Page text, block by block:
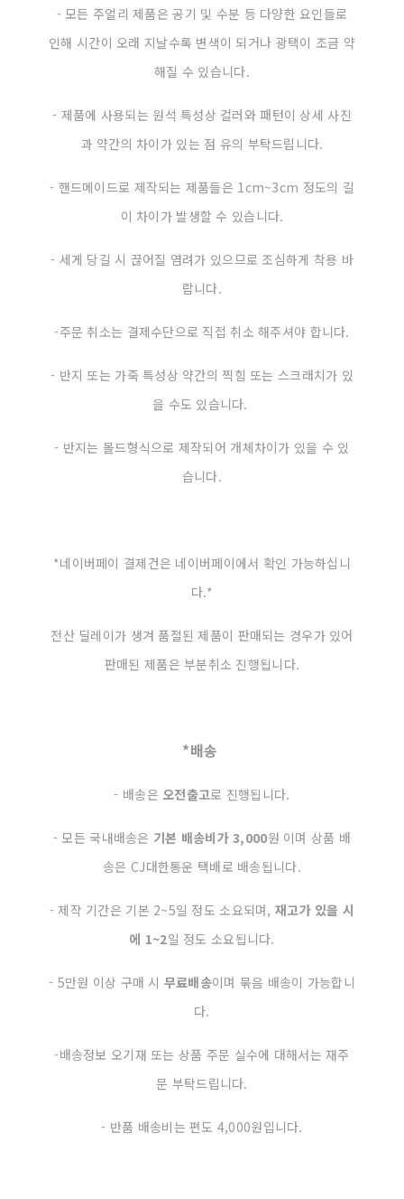
- 모든 주얼리 제품은 공기 및 수분 등 다양한 요인들로
인해 시간이 오래 지날수록 변색이 되거나 광택이 조금 약
해질 수 있습니다.
- 제품에 사용되는 원석 특성상 컬러와 패턴이 상세 사진
과 약간의 차이가 있는 점 유의 부탁드립니다.
- 핸드메이드로 제작되는 제품들은 1cm~3cm 정도의 길
이 차이가 발생할 수 있습니다.
- 세게 당길 시 끊어질 염려가 있으므로 조심하게 착용 바
랍니다.
-주문 취소는 결제수단으로 직접 취소 해주셔야 합니다.
- 반지 또는 가죽 특성상 약간의 찍힘 또는 스크래치가 있
을 수도 있습니다.
- 반지는 몰드형식으로 제작되어 개체차이가 있을 수 있
습니다.
*​​​​​​네이버페이 결제건은 네이버페이에서 확인 가능하십니
다.*
전산 딜레이가 생겨 품절된 제품이 판매되는 경우가 있어
판매된 제품은 부분취소 진행됩니다.
*배송
- 배송은 오전출고로 진행됩니다.
- 모든 국내배송은 기본 배송비가 3,000원 이며 상품 배
송은 CJ대한통운 택배로 배송됩니다.
- 제작 기간은 기본 2~5일 정도 소요되며,재고가 있을 시
에 1~2일 정도 소요됩니다.
- 5만원 이상 구매 시 무료배송이며 묶음 배송이 가능합니
다.
-배송정보 오기재 또는 상품 주문 실수에 대해서는 재주
문 부탁드립니다.
- 반품 배송비는 편도 4,000원입니다.